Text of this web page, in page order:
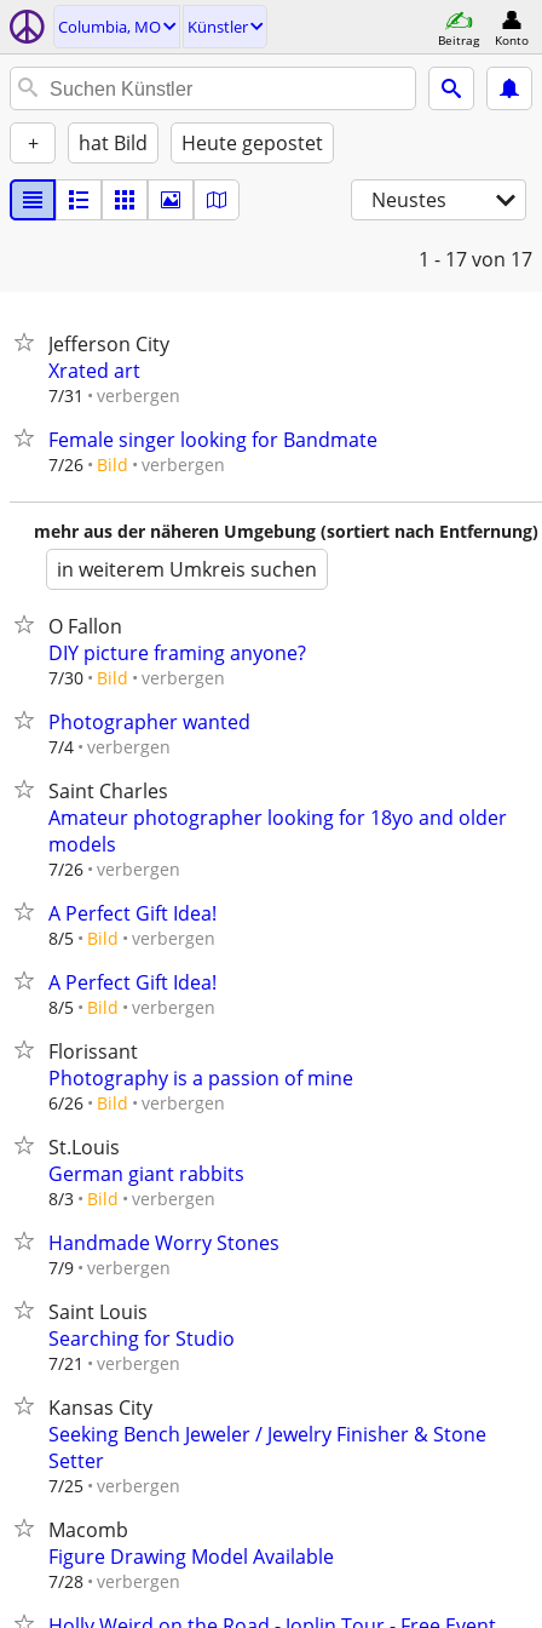
Columbia, MO Künstler
Beitrag Konto
+ hat Bild Heute gepostet
Neustes
1 - 17von 17
Jefferson City
Xrated art
7/31 verbergen
Female singer looking for Bandmate
7/26 Bild verbergen
mehr aus der näheren Umgebung (sortiert nach Entfernung)
in weiterem Umkreis suchen
O Fallon
DIY picture framing anyone?
7/30 Bild verbergen
Photographer wanted
7/4 verbergen
Saint Charles
Amateur photographer looking for 18yo and older
models
7/26 verbergen
A Perfect Gift Idea!
8/5 Bild verbergen
A Perfect Gift Idea!
8/5 Bild verbergen
Florissant
Photography is a passion of mine
6/26 Bild verbergen
St.Louis
German giant rabbits
8/3 Bild verbergen
Handmade Worry Stones
7/9 verbergen
Saint Louis
Searching for Studio
7/21 verbergen
Kansas City
Seeking Bench Jeweler / Jewelry Finisher & Stone
Setter
7/25 verbergen
Macomb
Figure Drawing Model Available
7/28 verbergen